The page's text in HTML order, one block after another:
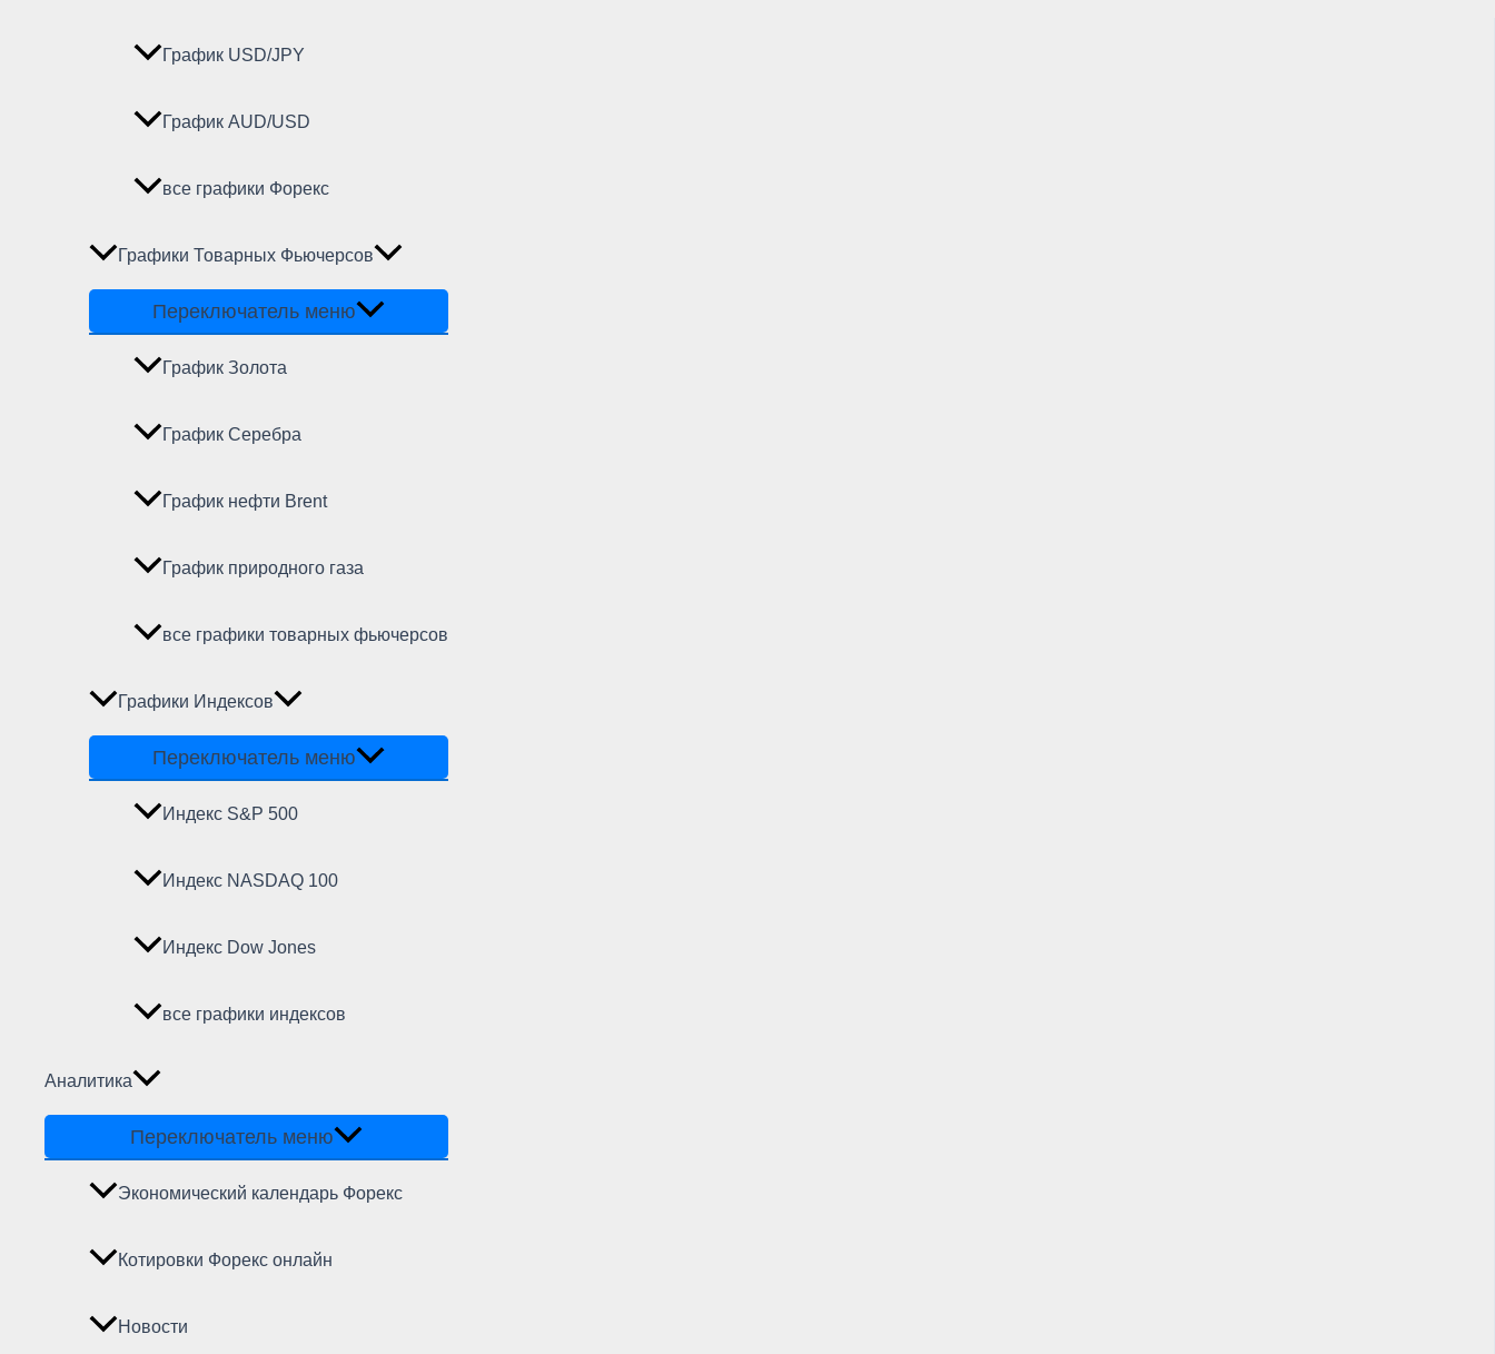
График USD/JPY
График AUD/USD
все графики Форекс
Графики Товарных Фьючерсов
Переключатель меню
График Золота
График Серебра
График нефти Brent
График природного газа
все графики товарных фьючерсов
Графики Индексов
Переключатель меню
Индекс S&P 500
Индекс NASDAQ 100
Индекс Dow Jones
все графики индексов
Аналитика
Переключатель меню
Экономический календарь Форекс
Котировки Форекс онлайн
Новости